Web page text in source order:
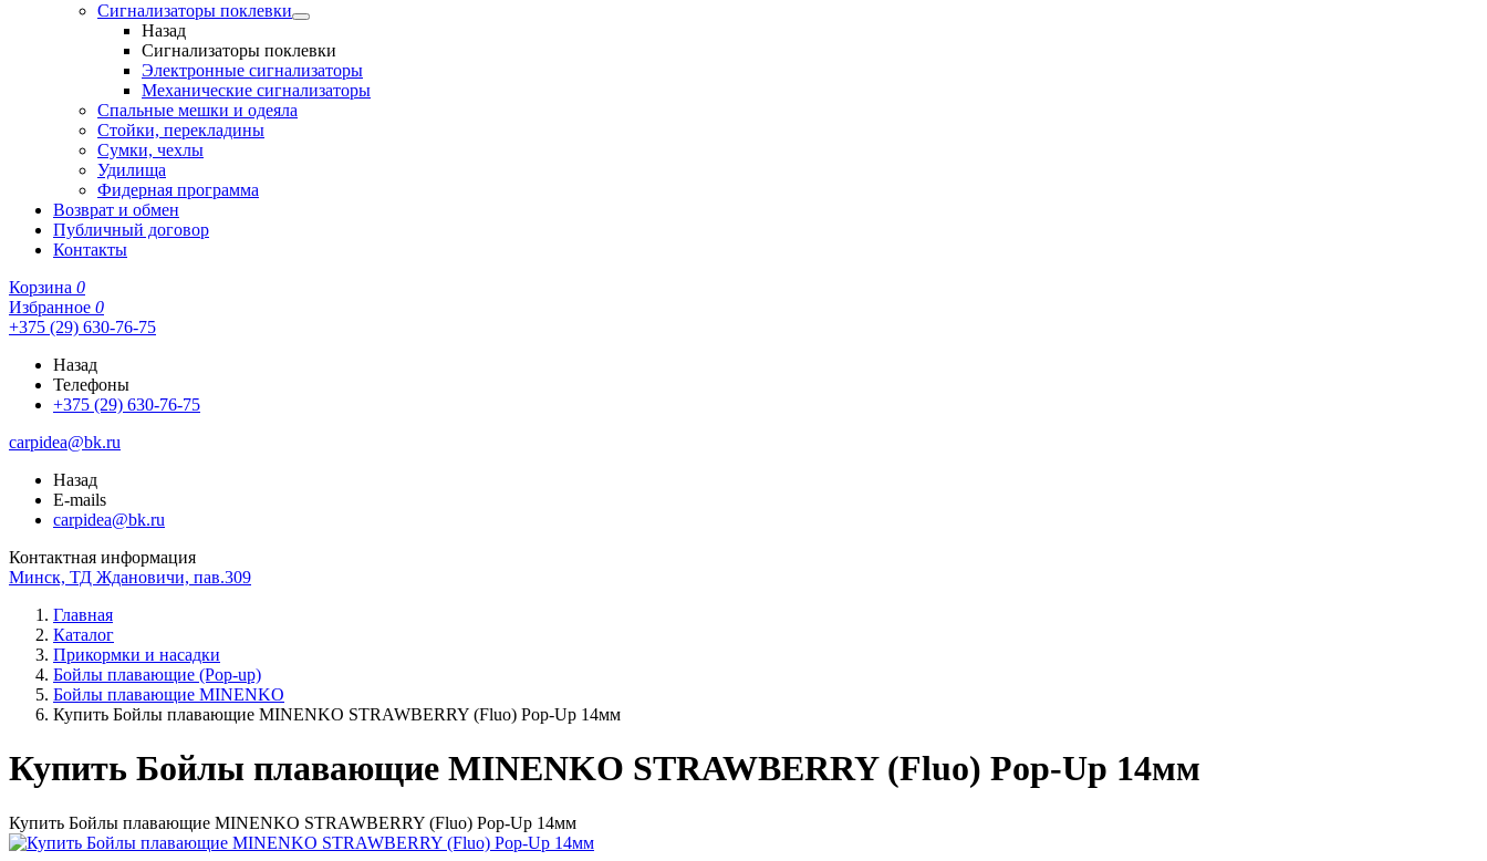
Сигнализаторы поклевки
Назад
Сигнализаторы поклевки
Электронные сигнализаторы
Механические сигнализаторы
Спальные мешки и одеяла
Стойки, перекладины
Сумки, чехлы
Удилища
Фидерная программа
Возврат и обмен
Публичный договор
Контакты
Корзина 0
Избранное 0
+375 (29) 630-76-75
Назад
Телефоны
+375 (29) 630-76-75
carpidea@bk.ru
Назад
E-mails
carpidea@bk.ru
Контактная информация
Минск, ТД Ждановичи, пав.309
Главная
Каталог
Прикормки и насадки
Бойлы плавающие (Pop-up)
Бойлы плавающие MINENKO
Купить Бойлы плавающие MINENKO STRAWBERRY (Fluo) Pop-Up 14мм
Купить Бойлы плавающие MINENKO STRAWBERRY (Fluo) Pop-Up 14мм
Купить Бойлы плавающие MINENKO STRAWBERRY (Fluo) Pop-Up 14мм